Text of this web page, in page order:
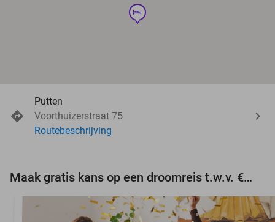
hotel
Putten
Voorthuizerstraat 75
Routebeschrijving
Maak gratis kans op een droomreis t.w.v. €3.000!